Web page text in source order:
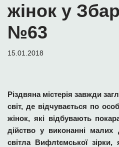
жінок у
№63
15.01.2018
Різдвяна містерія завжди
світ, де відчувається по
жінок, які відбувають
дійство у виконанні малих
світла Вифлtємської